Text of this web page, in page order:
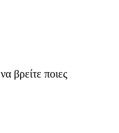
βρείτε ποιες